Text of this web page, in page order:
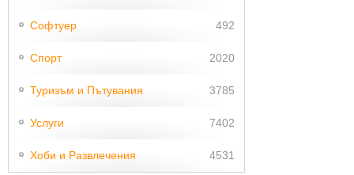
Софтуер 492
Спорт 2020
Туризъм и Пътувания 3785
Услуги 7402
Хоби и Развлечения 4531